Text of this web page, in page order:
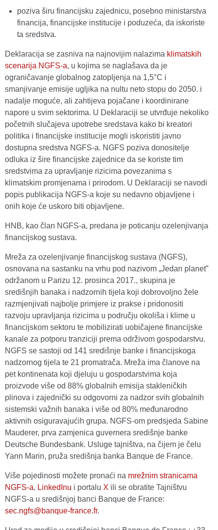
poziva širu financijsku zajednicu, posebno ministarstva
financija, financijske institucije i poduzeća, da iskoriste
ta sredstva.
Deklaracija se zasniva na najnovijim nalazima klimatskih
scenarija NGFS-a, u kojima se naglašava da je
ograničavanje globalnog zatopljenja na 1,5°C i
smanjivanje emisije ugljika na nultu neto stopu do 2050. i
nadalje moguće, ali zahtijeva pojačane i koordinirane
napore u svim sektorima. U Deklaraciji se utvrđuje nekoliko
početnih slučajeva upotrebe sredstava kako bi kreatori
politika i financijske institucije mogli iskoristiti javno
dostupna sredstva NGFS-a. NGFS poziva donositelje
odluka iz šire financijske zajednice da se koriste tim
sredstvima za upravljanje rizicima povezanima s
klimatskim promjenama i prirodom. U Deklaraciji se navodi
popis publikacija NGFS-a koje su nedavno objavljene i
onih koje će uskoro biti objavljene.
HNB, kao član NGFS-a, predana je poticanju ozelenjivanja
financijskog sustava.
Mreža za ozelenjivanje financijskog sustava (NGFS),
osnovana na sastanku na vrhu pod nazivom „Jedan planet”
održanom u Parizu 12. prosinca 2017., skupina je
središnjih banaka i nadzornih tijela koji dobrovoljno žele
razmjenjivati najbolje primjere iz prakse i pridonositi
razvoju upravljanja rizicima u području okoliša i klime u
financijskom sektoru te mobilizirati uobičajene financijske
kanale za potporu tranziciji prema održivom gospodarstvu.
NGFS se sastoji od 141 središnje banke i financijskoga
nadzornog tijela te 21 promatrača. Mreža ima članove na
pet kontinenata koji djeluju u gospodarstvima koja
proizvode više od 88% globalnih emisija stakleničkih
plinova i zajednički su odgovorni za nadzor svih globalnih
sistemski važnih banaka i više od 80% međunarodno
aktivnih osiguravajućih grupa. NGFS-om predsjeda Sabine
Mauderer, prva zamjenica guvernera središnje banke
Deutsche Bundesbank. Usluge tajništva, na čijem je čelu
Yann Marin, pruža središnja banka Banque de France.
Više pojedinosti možete pronaći na mrežnim stranicama
NGFS-a, LinkedInu i portalu X ili se obratite Tajništvu
NGFS-a u središnjoj banci Banque de France:
sec.ngfs@banque-france.fr.